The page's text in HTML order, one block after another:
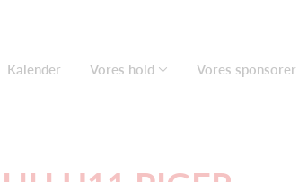
Kalender Vores hold Vores sponsorer